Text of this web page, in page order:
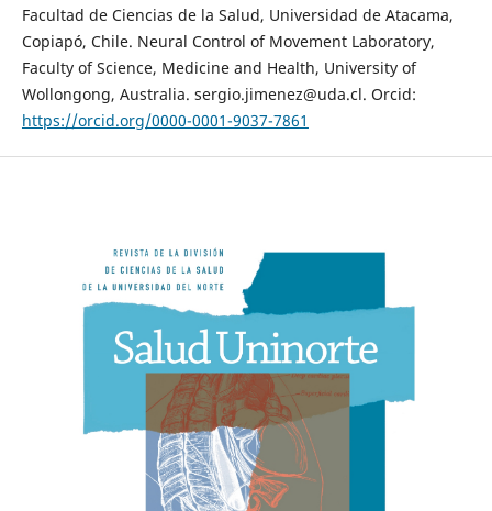
Facultad de Ciencias de la Salud, Universidad de Atacama,
Copiapó, Chile. Neural Control of Movement Laboratory,
Faculty of Science, Medicine and Health, University of
Wollongong, Australia. sergio.jimenez@uda.cl. Orcid:
https://orcid.org/0000-0001-9037-7861